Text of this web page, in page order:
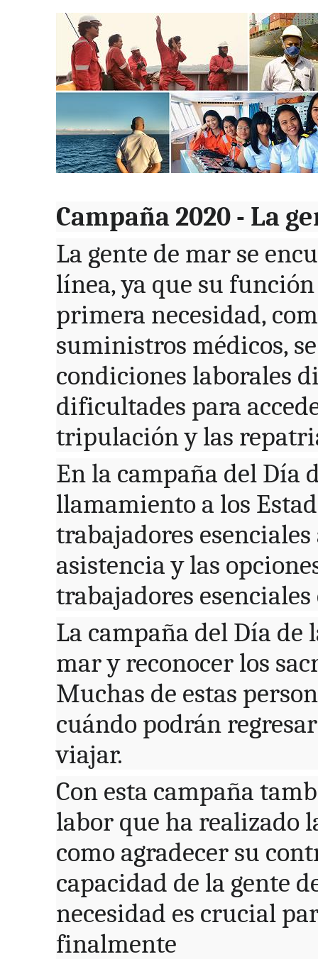
Campaña 2020 - La
La gente de mar se
línea, ya que su
primera necesidad,
suministros médicos,
condiciones laborales
dificultades para
tripulación y las
En la campaña del Día
llamamiento a los
trabajadores
asistencia y las
trabajadores
La campaña del Día de
mar y reconocer los
Muchas de estas
cuándo podrán
viajar.
Con esta campaña
labor que ha realizado
como agradecer su
capacidad de la gente
necesidad es crucial
finalmente